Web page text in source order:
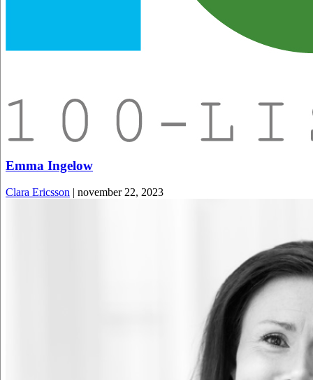
Emma Ingelow
Clara Ericsson | november 22, 2023